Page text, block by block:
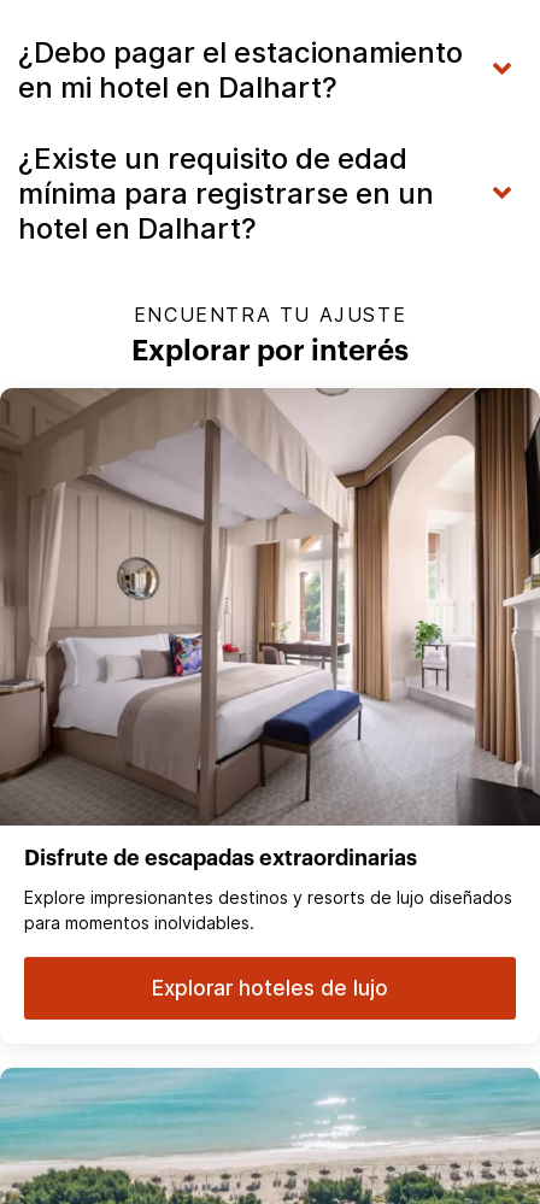
¿Debo pagar el estacionamiento
en mi hotel en Dalhart?
¿Existe un requisito de edad
mínima para registrarse en un
hotel en Dalhart?
ENCUENTRA TU AJUSTE
Explorar por interés
Disfrute de escapadas extraordinarias
Explore impresionantes destinos y resorts de lujo diseñados
para momentos inolvidables.
Explorar hoteles de lujo